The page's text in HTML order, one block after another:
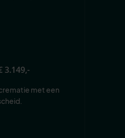
3.149,-
met een